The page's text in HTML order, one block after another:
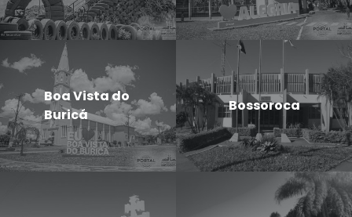
Boa Vista do
Buricá
Bossoroca